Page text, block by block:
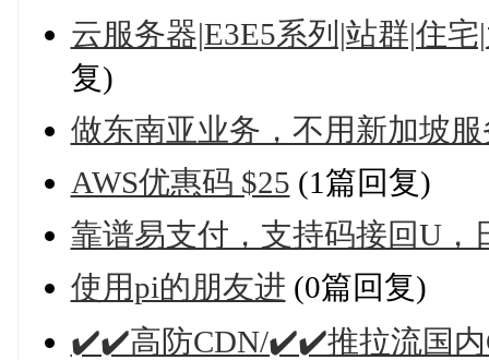
云服务器|E3E5系列|站群|住
复)
做东南亚业务，不用新加坡
AWS优惠码 $25 (1篇回复)
靠谱易支付，支持码接回U，
使用pi的朋友进 (0篇回复)
✔️✔️高防CDN/✔️✔️推拉流国内